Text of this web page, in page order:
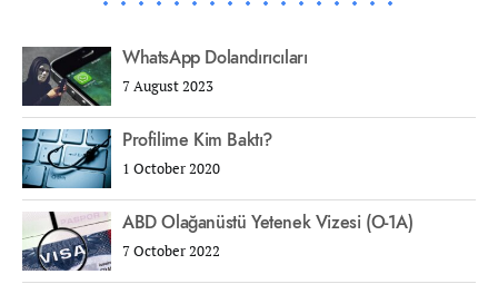
WhatsApp Dolandırıcıları
7 August 2023
Profilime Kim Baktı?
1 October 2020
ABD Olağanüstü Yetenek Vizesi (O-1A)
7 October 2022